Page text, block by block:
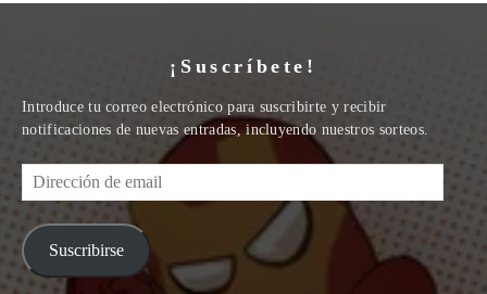
¡Suscríbete!
Introduce tu correo electrónico para suscribirte y recibir
notificaciones de nuevas entradas, incluyendo nuestros sorteos.
Dirección
de
email
Suscribirse